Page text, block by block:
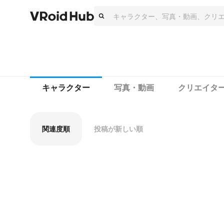
キャラクター 写真・動画 クリエイタ
関連度順 投稿が新しい順